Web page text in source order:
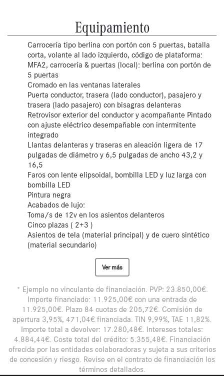
Equipamiento
Carrocería tipo berlina con portón con 5 puertas, batalla
corta, volante al lado izquierdo, código de plataforma:
MFA2, carrocería & puertas (local): berlina con portón de
5 puertas
Cromado en las ventanas laterales
Puerta conductor, trasera (lado conductor), pasajero y
trasera (lado pasajero) con bisagras delanteras
Retrovisor exterior del conductor y acompañante Pintado
con ajuste eléctrico desempañable con intermitente
integrado
Llantas delanteras y traseras en aleación ligera de 17
pulgadas de diámetro y 6,5 pulgadas de ancho 43,2 y
16,5
Faros con lente elipsoidal, bombilla LED y luz larga con
bombilla LED
Pintura negra
Acabados de lujo:
Toma/s de 12v en los asientos delanteros
Cinco plazas ( 2+3 )
Asientos de tela (material principal) y de cuero sintético
(material secundario)
Ver más
* Ejemplo no vinculante de financiación. PVP: 23.850,00€.
Importe financiado: 11.925,00€ con una entrada de
11.925,00€. Plazo 84 cuotas de 205,72€. Comisión de
apertura 3,95%, 471,04€ financiada. TIN 9,99%, TAE 11,82%.
Importe total a devolver: 17.280,48€. Intereses totales:
4.884,44€. Coste total del crédito: 5.355,48€. Financiación
ofrecida por las entidades colaboradoras y sujeta a sus criterios
de concesión y riesgo. Revise en el contrato de financiación los
términos detallados.